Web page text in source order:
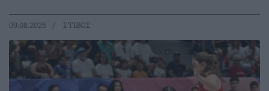
09.08.2026 ΣΤΙΒΟΣ